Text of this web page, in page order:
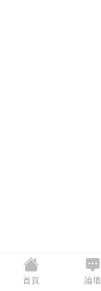
首頁 論壇